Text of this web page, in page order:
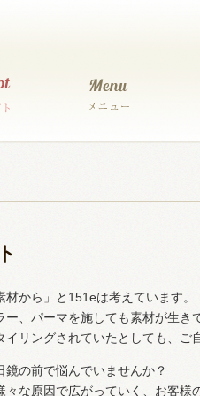
材から」と151eは考えています。
ー、パーマを施しても素材が生
イリングされていたとしても、ご
の前で悩んでいませんか？
々な原因で広がっていく、お客